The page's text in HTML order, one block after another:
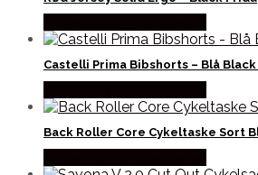
Castelli Prima Bibshorts – Blå
Back Roller Core Cykeltaske Sort